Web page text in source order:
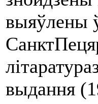
выяўлены
выдання